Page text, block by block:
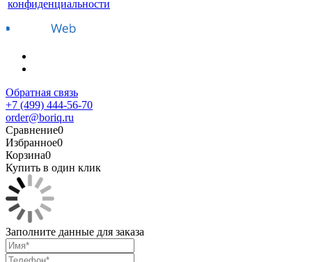
конфиденциальности
Обратная связь
+7 (499) 444-56-70
order@boriq.ru
Сравнение0
Избранное0
Корзина0
Купить в один клик
Заполните данные для заказа